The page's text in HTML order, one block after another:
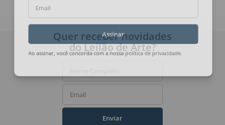
Email
Assinar
Quer receber novidades
do Leilão de Arte?
Email
Enviar